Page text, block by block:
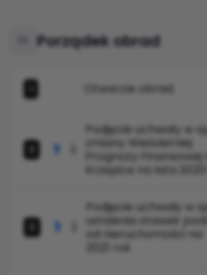
Porządek obrad
Otwarcie obrad.
Podjęcie uchwały w
zmiany Wieloletniej
Prognozy Finansowej
Krzepice na lata
Podjęcie uchwały w
ustalenia stawek
od nieruchomości na
2021 rok